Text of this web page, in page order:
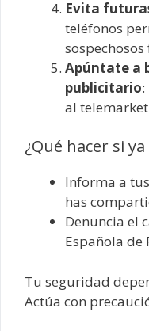
Evita
teléfonos
Apúntate a
publicitario
al
¿Qué hacer si
Informa a
has
Denuncia el
Española de
Tu seguridad
Actúa con